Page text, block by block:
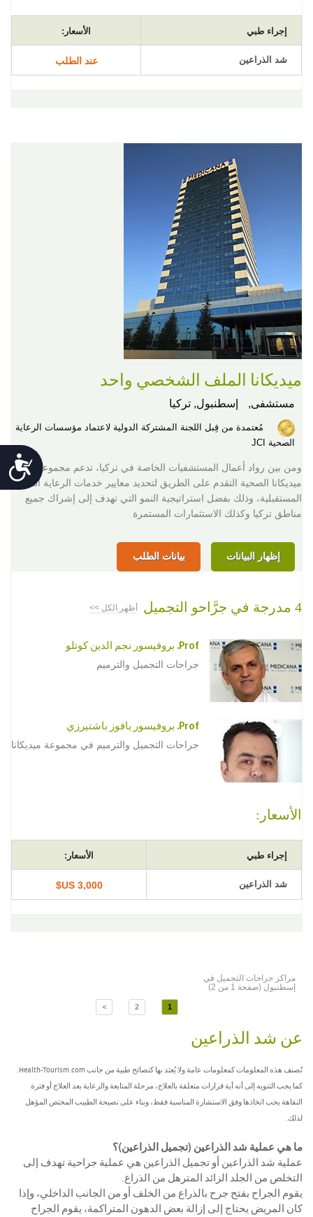
Accessibility
إجراء طبي الأسعار:
شد الذراعين عند الطلب
ميديكانا الملف الشخصي واحد
مستشفى, إسطنبول, تركيا
مُعتمدة من قِبل اللجنة المشتركة الدولية لاعتماد مؤسسات الرعاية
الصحية JCI
ومن بين رواد أعمال المستشفيات الخاصة في تركيا، تدعم مجموعة
ميديكانا الصحية التقدم على الطريق لتحديد معايير خدمات الرعاية الصحية
المستقبلية، وذلك بفضل استراتيجية النمو التي تهدف إلى إشراك جميع
مناطق تركيا وكذلك الاستثمارات المستمرة
إظهار البيانات بيانات الطلب
4 مدرجة في جرَّاحو التجميل أظهر الكل >>
Prof. بروفيسور نجم الدين كوتلو
جراحات التجميل والترميم
Prof. بروفيسور يافوز باشتيرزي
جراحات التجميل والترميم في مجموعة ميديكانا
الأسعار:
إجراء طبي الأسعار:
شد الذراعين 3,000 US$
مراكز جراحات التجميل في
إسطنبول (صفحة 1 من 2)
1
2
>
عن شد الذراعين
تُصنف هذه المعلومات كمعلومات عامة ولا يُعتد بها كنصائح طبية من جانب Health-Tourism.com.
كما يجب التنويه إلى أنه أية قرارات متعلقة بالعلاج، مرحلة المتابعة والرعاية بعد العلاج أو فترة
النقاهة يجب اتخاذها وفق الاستشارة المناسبة فقط، وبناء على نصيحة الطبيب المختص المؤهل
لذلك.
ما هي عملية شد الذراعين (تجميل الذراعين)؟
عملية شد الذراعين أو تجميل الذراعين هي عملية جراحية تهدف إلى
التخلص من الجلد الزائد المترهل من الذراع.
يقوم الجراح بفتح جرح بالذراع من الخلف أو من الجانب الداخلي، وإذا
كان المريض يحتاج إلى إزالة بعض الدهون المتراكمة، يقوم الجراح